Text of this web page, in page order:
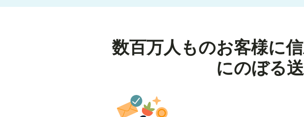
数百万人ものお客様に
にのぼる